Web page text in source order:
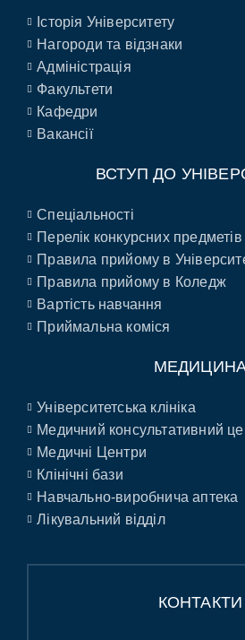
Історія Університету
Нагороди та відзнаки
Адміністрація
Факультети
Кафедри
Вакансії
ВСТУП ДО
Спеціальності
Перелік конкурсних предметів
Правила прийому в
Правила прийому в Коледж
Вартість навчання
Приймальна коміся
Університетська клініка
Медичний консультативний
Медичні Центри
Клінічні бази
Навчально-виробнича аптека
Лікувальний відділ
КОНТАКТИ